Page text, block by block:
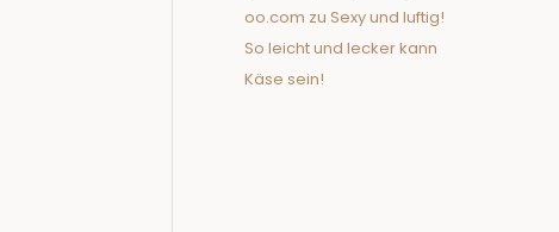
oo.com zu Sexy und luftig!
So leicht und lecker kann
Käse sein!